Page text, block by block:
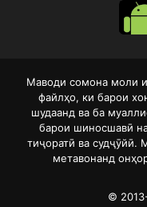
Маводи сомона моли
файлҳо, ки барои
шудаанд ва ба
барои шиносшавӣ
тиҷоратӣ ва судҷӯйӣ.
метавонанд
©